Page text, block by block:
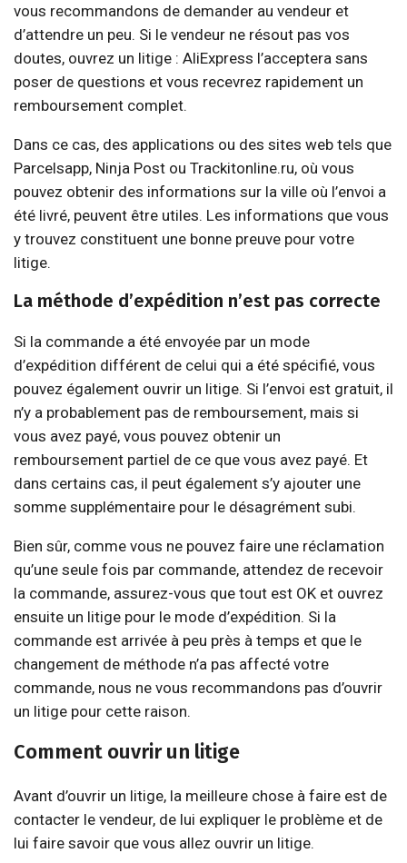
vous recommandons de demander au vendeur et
d’attendre un peu. Si le vendeur ne résout pas vos
doutes, ouvrez un litige : AliExpress l’acceptera sans
poser de questions et vous recevrez rapidement un
remboursement complet.
Dans ce cas, des applications ou des sites web tels que
Parcelsapp, Ninja Post ou Trackitonline.ru, où vous
pouvez obtenir des informations sur la ville où l’envoi a
été livré, peuvent être utiles. Les informations que vous
y trouvez constituent une bonne preuve pour votre
litige.
La méthode d’expédition n’est pas correcte
Si la commande a été envoyée par un mode
d’expédition différent de celui qui a été spécifié, vous
pouvez également ouvrir un litige. Si l’envoi est gratuit, il
n’y a probablement pas de remboursement, mais si
vous avez payé, vous pouvez obtenir un
remboursement partiel de ce que vous avez payé. Et
dans certains cas, il peut également s’y ajouter une
somme supplémentaire pour le désagrément subi.
Bien sûr, comme vous ne pouvez faire une réclamation
qu’une seule fois par commande, attendez de recevoir
la commande, assurez-vous que tout est OK et ouvrez
ensuite un litige pour le mode d’expédition. Si la
commande est arrivée à peu près à temps et que le
changement de méthode n’a pas affecté votre
commande, nous ne vous recommandons pas d’ouvrir
un litige pour cette raison.
Comment ouvrir un litige
Avant d’ouvrir un litige, la meilleure chose à faire est de
contacter le vendeur, de lui expliquer le problème et de
lui faire savoir que vous allez ouvrir un litige.